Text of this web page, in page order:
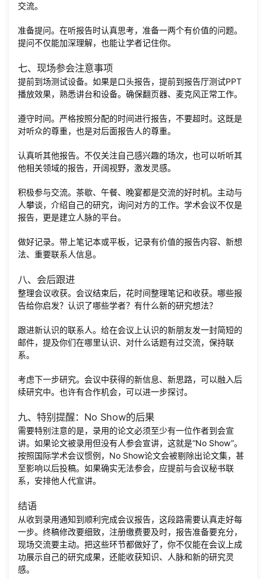
交流。
准备提问。在听报告时认真思考，准备一两个有价值的问题。
提问不仅能加深理解，也能让学者记住你。
七、现场参会注意事项
提前到场测试设备。如果是口头报告，提前到报告厅测试PPT
播放效果，熟悉讲台和设备。确保翻页器、麦克风正常工作。
遵守时间。严格按照分配的时间进行报告，不要超时。这既是
对听众的尊重，也是对后面报告人的尊重。
认真听其他报告。不仅关注自己感兴趣的场次，也可以听听其
他相关领域的报告，开阔视野，激发灵感。
积极参与交流。茶歇、午餐、晚宴都是交流的好时机。主动与
人攀谈，介绍自己的研究，询问对方的工作。学术会议不仅是
报告，更是建立人脉的平台。
做好记录。带上笔记本或平板，记录有价值的报告内容、新想
法、重要联系人信息。
八、会后跟进
整理会议收获。会议结束后，花时间整理笔记和收获。哪些报
告给你启发？认识了哪些学者？有什么新的研究想法？
跟进新认识的联系人。给在会议上认识的新朋友发一封简短的
邮件，提及你们在哪里认识、对什么话题有过交流，保持联
系。
考虑下一步研究。会议中获得的新信息、新思路，可以融入后
续研究中。也许有合作机会，可以进一步探讨。
九、特别提醒：No Show的后果
需要特别注意的是，录用的论文必须至少有一位作者到会宣
讲。如果论文被录用但没有人参会宣讲，这就是“No Show”。
按照国际学术会议惯例，No Show论文会被剔除出论文集，甚
至影响以后投稿。如果确实无法参会，应提前与会议秘书联
系，安排他人代宣讲。
结语
从收到录用通知到顺利完成会议报告，这段路需要认真走好每
一步。终稿修改要细致，注册缴费要及时，报告准备要充分，
现场交流要主动。把这些环节都做好了，你不仅能在会议上成
功展示自己的研究成果，还能收获知识、人脉和新的研究灵
感。